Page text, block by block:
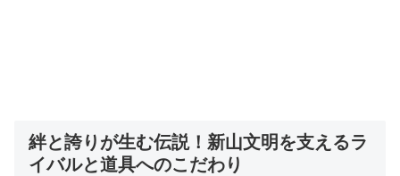
絆と誇りが生む伝説！新山文明を支えるラ
イバルと道具へのこだわり